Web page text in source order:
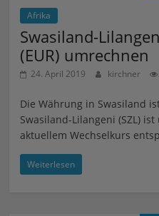
Afrika
Swasiland-
(EUR) umrechnen
24. April 2019 kirchner
Die Währung in Swasiland
Swasiland-Lilangeni (SZL)
aktuellem Wechselkurs
Weiterlesen